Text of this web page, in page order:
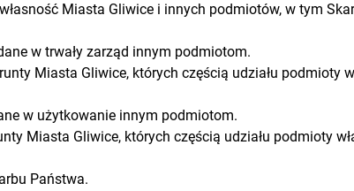
Miasta Gliwice i innych podmiotów, w tym
w trwały zarząd innym podmiotom.
Miasta Gliwice, których częścią udziału podmioty
w użytkowanie innym podmiotom.
Miasta Gliwice, których częścią udziału podmioty
Państwa.